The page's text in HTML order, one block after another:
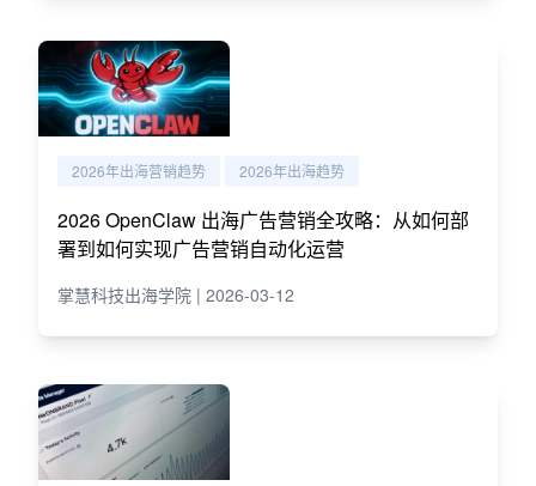
2026年出海营销趋势 2026年出海趋势
2026 OpenClaw 出海广告营销全攻略：从如何部
署到如何实现广告营销自动化运营
掌慧科技出海学院 | 2026-03-12